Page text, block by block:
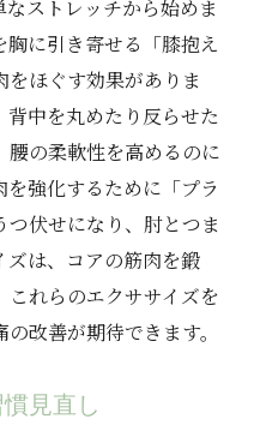
い姿勢とその保ち方
リラックス法
直し
ストレッチから始めま
胸に引き寄せる「膝抱え
ほぐす効果がありま
中を丸めたり反らせた
腰の柔軟性を高めるのに
強化するために「プラ
つ伏せになり、肘とつま
ズは、コアの筋肉を鍛
れらのエクササイズを
改善が期待できます。
見直し